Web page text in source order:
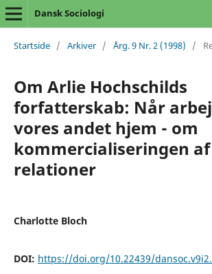
Dansk Sociologi
Startside / Arkiver / Årg. 9 Nr. 2 (1998) /
Om Arlie Hochschilds
forfatterskab: Når
vores andet hjem - om
kommercialiseringen
relationer
Charlotte Bloch
DOI: https://doi.org/10.22439/